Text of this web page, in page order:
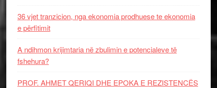
36 vjet tranzicion, nga ekonomia prodhuese te ekonomia
e përfitimit
A ndihmon krijimtaria në zbulimin e potencialeve të
fshehura?
PROF. AHMET QERIQI DHE EPOKA E REZISTENCЁS